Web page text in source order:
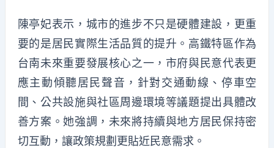
陳亭妃表示，城市的進步不只是硬體建設，更重
要的是居民實際生活品質的提升。高鐵特區作為
台南未來重要發展核心之一，市府與民意代表更
應主動傾聽居民聲音，針對交通動線、停車空
間、公共設施與社區周邊環境等議題提出具體改
善方案。她強調，未來將持續與地方居民保持密
切互動，讓政策規劃更貼近民意需求。